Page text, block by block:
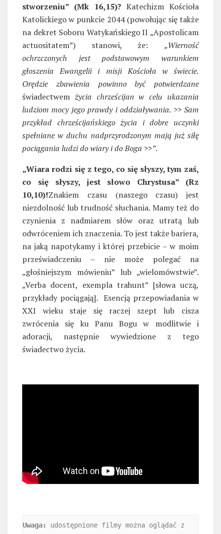
stworzeniu” (Mk 16,15)? Katechizm Kościoła
Katolickiego w punkcie 2044 (powołując się także
na dekret Soboru Watykańskiego II „Apostolicam
actuositatem”) stanowi, że: „Wierność
ochrzczonych jest podstawowym warunkiem
głoszenia Ewangelii i misji Kościoła w świecie.
Orędzie zbawienia powinno być potwierdzane
świadectwem życia chrześcijan w celu ukazania
ludziom mocy jego prawdy i oddziaływania. >> Sam
przykład chrześcijańskiego życia i dobre uczynki
spełniane w duchu nadprzyrodzonym mają już siłę
pociągania ludzi do wiary i do Boga >>”.
„Wiara rodzi się z tego, co się słyszy, tym zaś,
co się słyszy, jest słowo Chrystusa” (Rz
10,10)!Znakiem czasu (naszego czasu) jest
niezdolność lub trudność słuchania. Mamy też do
czynienia z nadmiarem słów oraz utratą lub
odwróceniem ich znaczenia. To jest także bariera,
na jaką napotykamy i której przebicie – w moim
przeświadczeniu – nie może polegać na
„głośniejszym mówieniu” lub „wielomówstwie”.
„Verba docent, exempla trahunt” [słowa uczą,
przykłady pociągają]. Esencją przepowiadania w
XXI wieku staje się raczej szept lub cisza
zwrócenia się ku Panu Bogu w modlitwie i
adoracji, następnie wywiedzione z tego
świadectwo życia.
Uwaga:
udostępnione filmy można oglądać z